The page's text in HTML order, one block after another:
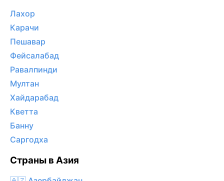
Лахор
Карачи
Пешавар
Фейсалабад
Равалпинди
Мултан
Хайдарабад
Кветта
Банну
Саргодха
Страны в Азия